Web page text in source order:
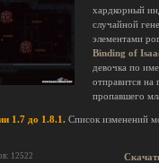
хардкорный
случайной
элементами
Binding of
девочка по
отправится на
пропавшего
1.7 до 1.8.1. Список изменений
12522